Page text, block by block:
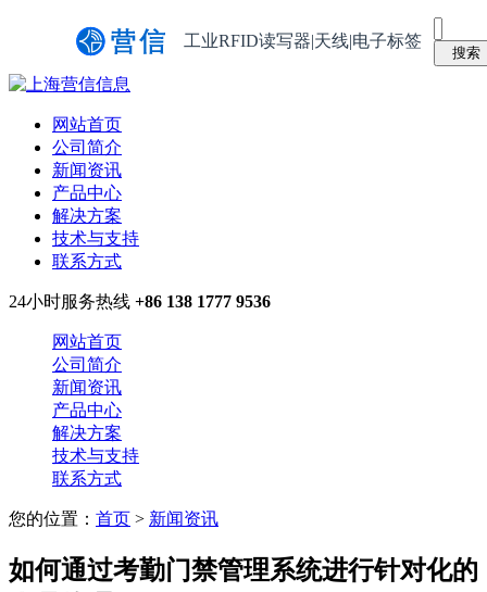
工业RFID读写器|天线|电子标签
网站首页
公司简介
新闻资讯
产品中心
解决方案
技术与支持
联系方式
24小时服务热线 +86 138 1777 9536
网站首页
公司简介
新闻资讯
产品中心
解决方案
技术与支持
联系方式
您的位置： 首页 > 新闻资讯
如何通过考勤门禁管理系统进行针对化的